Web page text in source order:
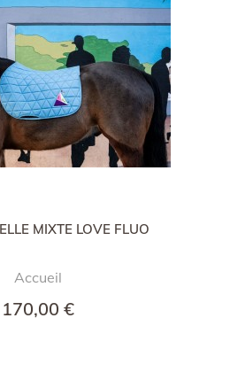
MIXTE LOVE FLUO
Accueil
170,00 €